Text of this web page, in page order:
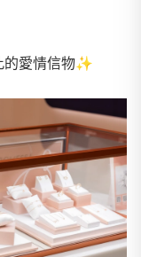
的愛情信物✨